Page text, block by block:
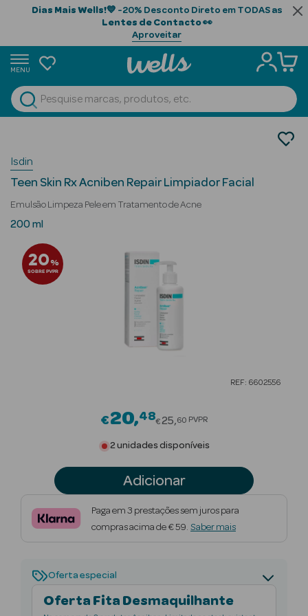
Dias Mais Wells!💙 -20% Desconto Direto em TODAS as
Lentes de Contacto👀
Aproveitar
MENU
Ver Tudo
Beauty Season
Cabelo
Beauty Season
Beauty Season
Cosmética
Beauty Season
Beauty Season
Nutricosmética
Perfumes
Beauty Season
Limpeza Facial
Isdin
Teen Skin Rx Acniben Repair Limpiador Facial
Emulsão Limpeza Pele em Tratamento de Acne
200 ml
20%
SOBRE PVPR
REF: 6602556
€20 48Price reduced from
€25 60 PVPR
2 unidades disponíveis
Adicionar
Paga em 3 prestações sem juros para
compras acima de € 59. Saber mais
Oferta especial
Oferta Fita Desmaquilhante